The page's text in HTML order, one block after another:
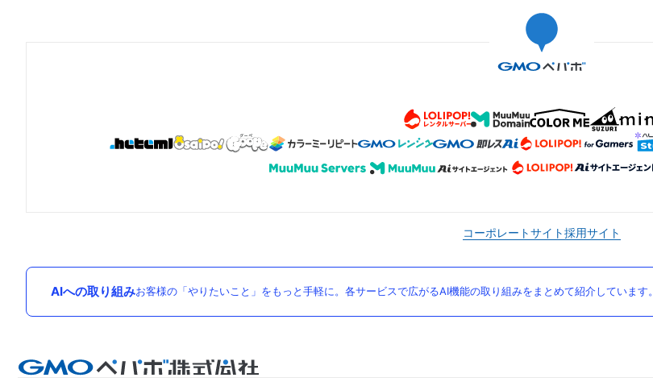
コーポレートサイト採用サイト
AIへの取り組みお客様の「やりたいこと」をもっと手軽に。各サービスで広がるAI機能の取り組みをまとめて紹介しています。